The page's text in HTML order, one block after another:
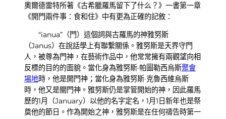
奧爾德雷特所著《古希臘羅馬留下了什么？》一書第一章
《開門兩件事：食和住》中有更為正確的記敘：
“ianua”（門）這個詞與古羅馬的神雅努斯
（Janus）在說話學上有聯繫關係。雅努斯是天界守門
人，被尊為門神，在藝術作品中，他常常擁有兩觀望向相
反標的目的的面貌。當化身為雅努斯·帕圖勒西烏斯聚會
場地時，他是開門神；當化身為雅努斯·克魯西維烏斯
時，他又是關門神。雅努斯仍是掌管開始的神，因此羅馬
歷的1月（January）以他的名字定名，1月1日新年也是祭
奠他的節日。作為開始之神，雅努斯是在任何禱告時第一